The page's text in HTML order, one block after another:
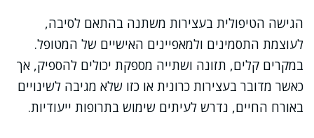
הגישה הטיפולית בעצירות משתנה בהתאם לסיבה,
לעוצמת התסמינים ולמאפיינים האישיים של המטופל.
במקרים קלים, תזונה ושתייה מספקת יכולים להספיק, אך
כאשר מדובר בעצירות כרונית או כזו שלא מגיבה לשינויים
באורח החיים, נדרש לעיתים שימוש בתרופות ייעודיות.